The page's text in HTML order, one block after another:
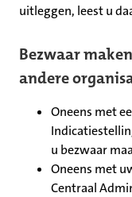
uitleggen, leest u
Bezwaar
andere
Oneens met
u bezwaar
Oneens met
Centraal